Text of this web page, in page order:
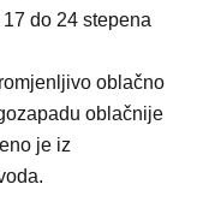
do 24 stepena
oblačno
oblačnije
je iz